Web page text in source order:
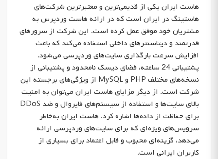
هاست ایران یکی از قدیمی‌ترین و معتبرترین شرکت‌های
هاستینگ در ایران است که در ارائه هاست وردپرس به
مشتریان خود موفق عمل کرده است. این شرکت از سرورهای
قدرتمند و دیتاسنترهای داخلی استفاده می‌کند که باعث
افزایش سرعت بارگذاری سایت‌های وردپرسی می‌شود.
پشتیبانی 24 ساعته، فضای دیسک نامحدود و پشتیبانی از
نسخه‌های مختلف PHP و MySQL از ویژگی‌های برجسته این
شرکت است. از دیگر مزایای هاست ایران می‌توان به امنیت
بالای سایت‌ها و استفاده از سیستم‌های فایروال و ضد DDoS
برای حفاظت از داده‌ها اشاره کرد. هاست ایران به‌خاطر
سرویس‌های ویژه‌ای که برای سایت‌های وردپرسی ارائه
می‌دهد، گزینه‌ای محبوب و قابل اعتماد برای بسیاری از
کاربران ایرانی است.